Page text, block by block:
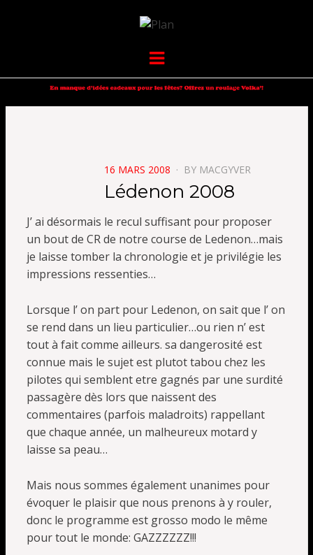
VOLKANIK-
ENDURANCE
Menu
POSTED
ON
16 MARS 2008 BY MACGYVER
Lédenon 2008
J’ ai désormais le recul suffisant pour proposer
un bout de CR de notre course de Ledenon…mais
je laisse tomber la chronologie et je privilégie les
impressions ressenties…
Lorsque l’ on part pour Ledenon, on sait que l’ on
se rend dans un lieu particulier…ou rien n’ est
tout à fait comme ailleurs. sa dangerosité est
connue mais le sujet est plutot tabou chez les
pilotes qui semblent etre gagnés par une surdité
passagère dès lors que naissent des
commentaires (parfois maladroits) rappellant
que chaque année, un malheureux motard y
laisse sa peau…
Mais nous sommes également unanimes pour
évoquer le plaisir que nous prenons à y rouler,
donc le programme est grosso modo le même
pour tout le monde: GAZZZZZZ!!!